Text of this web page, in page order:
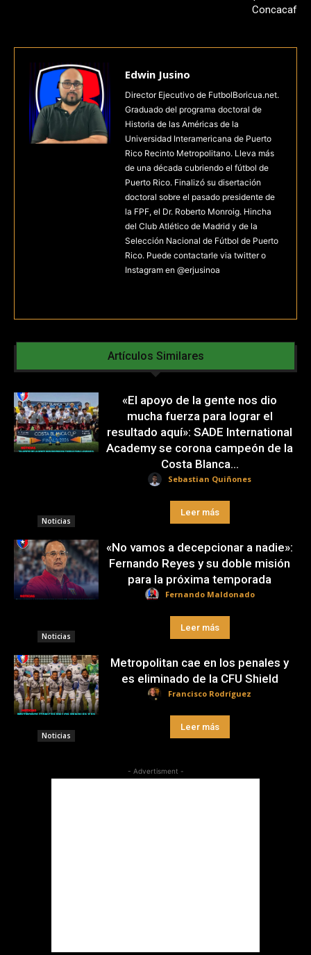
Concacaf
Edwin Jusino
Director Ejecutivo de FutbolBoricua.net.
Graduado del programa doctoral de
Historia de las Américas de la
Universidad Interamericana de Puerto
Rico Recinto Metropolitano. Lleva más
de una década cubriendo el fútbol de
Puerto Rico. Finalizó su disertación
doctoral sobre el pasado presidente de
la FPF, el Dr. Roberto Monroig. Hincha
del Club Atlético de Madrid y de la
Selección Nacional de Fútbol de Puerto
Rico. Puede contactarle via twitter o
Instagram en @erjusinoa
Artículos Similares
Noticias
«El apoyo de la gente nos dio
mucha fuerza para lograr el
resultado aquí»: SADE International
Academy se corona campeón de la
Costa Blanca...
Sebastian Quiñones
Leer más
Noticias
«No vamos a decepcionar a nadie»:
Fernando Reyes y su doble misión
para la próxima temporada
Fernando Maldonado
Leer más
Noticias
Metropolitan cae en los penales y
es eliminado de la CFU Shield
Francisco Rodríguez
Leer más
- Advertisment -